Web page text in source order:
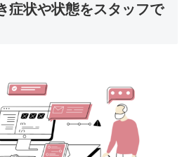
症状や状態をスタッフで